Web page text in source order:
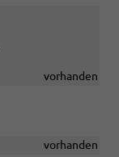
vorhanden
vorhanden